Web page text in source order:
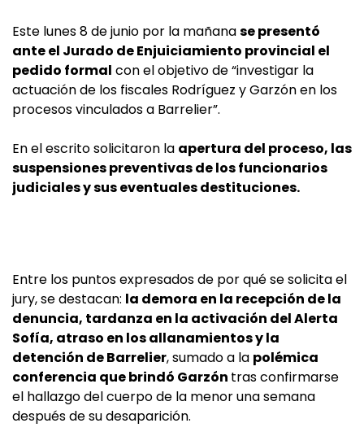
Este lunes 8 de junio por la mañanase presentó
ante el Jurado de Enjuiciamiento provincial el
pedido formal con el objetivo de “investigar la
actuación de los fiscales Rodríguez y Garzón en los
procesos vinculados a Barrelier”.
En el escrito solicitaron la apertura del proceso, las
suspensiones preventivas de los funcionarios
judiciales y sus eventuales destituciones.
Entre los puntos expresados de por qué se solicita el
jury, se destacan: la demora en la recepción de la
denuncia, tardanza en la activación del Alerta
Sofía, atraso en los allanamientos y la
detención de Barrelier, sumado a la polémica
conferencia que brindó Garzón tras confirmarse
el hallazgo del cuerpo de la menor una semana
después de su desaparición.